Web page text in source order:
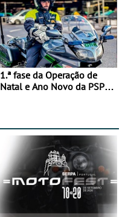
1.ª fase da Operação de
Natal e Ano Novo da PSP e